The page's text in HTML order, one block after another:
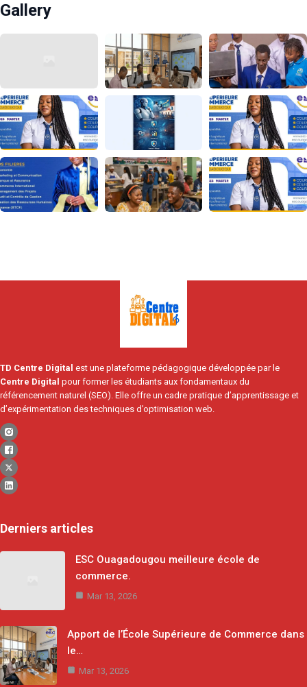
Gallery
TD Centre Digital est une plateforme pédagogique développée par le
Centre Digital pour former les étudiants aux fondamentaux du
référencement naturel (SEO). Elle offre un cadre pratique d’apprentissage et
d’expérimentation des techniques d’optimisation web.
Derniers articles
ESC Ouagadougou meilleure école de
commerce.
Mar 13, 2026
Apport de l’École Supérieure de Commerce dans
le…
Mar 13, 2026